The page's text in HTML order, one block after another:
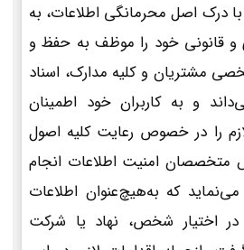
درک اصل محرمانگی اطلاعات، به
و قانونی خود را موظف به حفظ و
مشتریان و کلیه مدارک، اسناد
و به کاربران خود اطمینان
را در خصوص رعایت کلیه اصول
متخصصان امنیت اطلاعات انجام
که به‌هیچ‌عنوان اطلاعات
اختیار شخص، نهاد یا شرکت